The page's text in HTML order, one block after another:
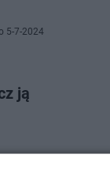
5-7-2024
ją